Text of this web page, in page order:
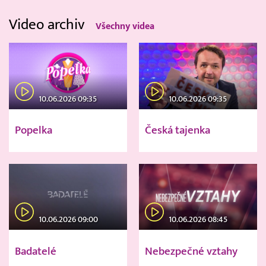
Video archiv Všechny videa
10.06.2026 09:35
Popelka
10.06.2026 09:35
Česká tajenka
10.06.2026 09:00
Badatelé
10.06.2026 08:45
Nebezpečné vztahy